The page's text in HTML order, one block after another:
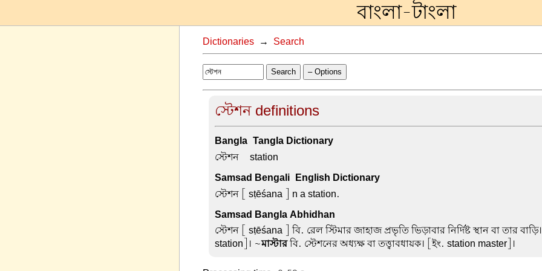
বাংলা-টাংলা
Dictionaries→ Search
Search – Options
স্টেশন definitions
Bangla-Tangla Dictionary
স্টেশন – station
Samsad Bengali-English Dictionary
স্টেশন[ sṭēśana ] n a station.
Samsad Bangla Abhidhan
স্টেশন[ sṭēśana ] বি. রেল স্টিমার জাহাজ প্রভৃতি ভিড়াবার নির্দিষ্ট স্থান বা তার
station]। ~মাস্টারবি. স্টেশনের অধ্যক্ষ বা তত্ত্বাবধায়ক। [ইং. station master]।